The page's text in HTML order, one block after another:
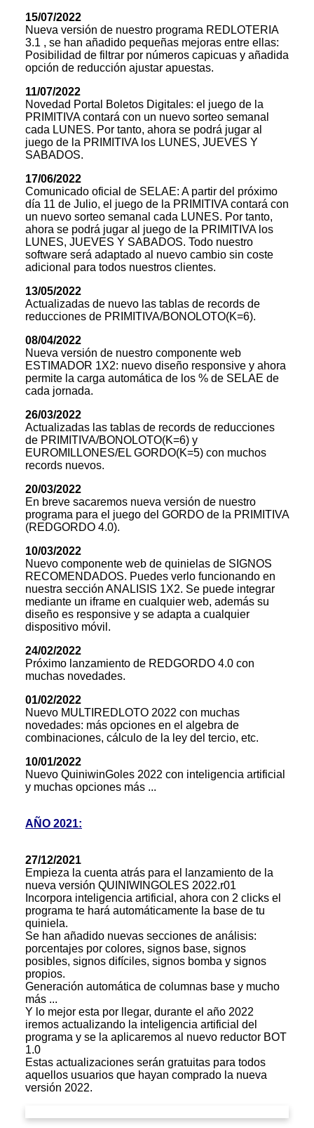
15/07/2022
Nueva versión de nuestro programa REDLOTERIA
3.1 , se han añadido pequeñas mejoras entre ellas:
Posibilidad de filtrar por números capicuas y añadida
opción de reducción ajustar apuestas.
11/07/2022
Novedad Portal Boletos Digitales: el juego de la
PRIMITIVA contará con un nuevo sorteo semanal
cada LUNES. Por tanto, ahora se podrá jugar al
juego de la PRIMITIVA los LUNES, JUEVES Y
SABADOS.
17/06/2022
Comunicado oficial de SELAE: A partir del próximo
día 11 de Julio, el juego de la PRIMITIVA contará con
un nuevo sorteo semanal cada LUNES. Por tanto,
ahora se podrá jugar al juego de la PRIMITIVA los
LUNES, JUEVES Y SABADOS. Todo nuestro
software será adaptado al nuevo cambio sin coste
adicional para todos nuestros clientes.
13/05/2022
Actualizadas de nuevo las tablas de records de
reducciones de PRIMITIVA/BONOLOTO(K=6).
08/04/2022
Nueva versión de nuestro componente web
ESTIMADOR 1X2: nuevo diseño responsive y ahora
permite la carga automática de los % de SELAE de
cada jornada.
26/03/2022
Actualizadas las tablas de records de reducciones
de PRIMITIVA/BONOLOTO(K=6) y
EUROMILLONES/EL GORDO(K=5) con muchos
records nuevos.
20/03/2022
En breve sacaremos nueva versión de nuestro
programa para el juego del GORDO de la PRIMITIVA
(REDGORDO 4.0).
10/03/2022
Nuevo componente web de quinielas de SIGNOS
RECOMENDADOS. Puedes verlo funcionando en
nuestra sección ANALISIS 1X2. Se puede integrar
mediante un iframe en cualquier web, además su
diseño es responsive y se adapta a cualquier
dispositivo móvil.
24/02/2022
Próximo lanzamiento de REDGORDO 4.0 con
muchas novedades.
01/02/2022
Nuevo MULTIREDLOTO 2022 con muchas
novedades: más opciones en el algebra de
combinaciones, cálculo de la ley del tercio, etc.
10/01/2022
Nuevo QuiniwinGoles 2022 con inteligencia artificial
y muchas opciones más ...
AÑO 2021:
27/12/2021
Empieza la cuenta atrás para el lanzamiento de la
nueva versión QUINIWINGOLES 2022.r01
Incorpora inteligencia artificial, ahora con 2 clicks el
programa te hará automáticamente la base de tu
quiniela.
Se han añadido nuevas secciones de análisis:
porcentajes por colores, signos base, signos
posibles, signos difíciles, signos bomba y signos
propios.
Generación automática de columnas base y mucho
más ...
Y lo mejor esta por llegar, durante el año 2022
iremos actualizando la inteligencia artificial del
programa y se la aplicaremos al nuevo reductor BOT
1.0
Estas actualizaciones serán gratuitas para todos
aquellos usuarios que hayan comprado la nueva
versión 2022.